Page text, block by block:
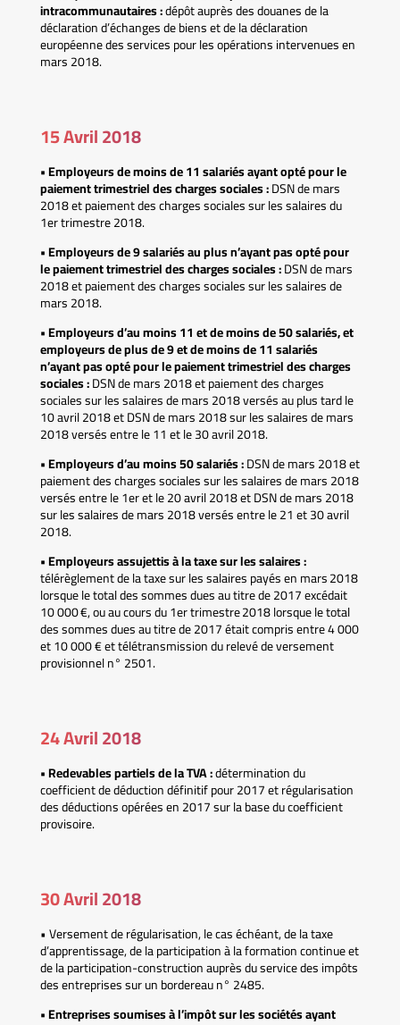
intracommunautaires :dépôt auprès des douanes de la
déclaration d’échanges de biens et de la déclaration
européenne des services pour les opérations intervenues en
mars 2018.
15 Avril 2018
• Employeurs de moins de 11 salariés ayant opté pour le
paiement trimestriel des charges sociales :DSN de mars
2018 et paiement des charges sociales sur les salaires du
1er trimestre 2018.
• Employeurs de 9 salariés au plus n’ayant pas opté pour
le paiement trimestriel des charges sociales :DSN de mars
2018 et paiement des charges sociales sur les salaires de
mars 2018.
• Employeurs d’au moins 11 et de moins de 50 salariés, et
employeurs de plus de 9 et de moins de 11 salariés
n’ayant pas opté pour le paiement trimestriel des charges
sociales :DSN de mars 2018 et paiement des charges
sociales sur les salaires de mars 2018 versés au plus tard le
10 avril 2018 et DSN de mars 2018 sur les salaires de mars
2018 versés entre le 11 et le 30 avril 2018.
• Employeurs d’au moins 50 salariés :DSN de mars 2018 et
paiement des charges sociales sur les salaires de mars 2018
versés entre le 1er et le 20 avril 2018 et DSN de mars 2018
sur les salaires de mars 2018 versés entre le 21 et 30 avril
2018.
• Employeurs assujettis à la taxe sur les salaires :
télérèglement de la taxe sur les salaires payés en mars 2018
lorsque le total des sommes dues au titre de 2017 excédait
10 000 €, ou au cours du 1er trimestre 2018 lorsque le total
des sommes dues au titre de 2017 était compris entre 4 000
et 10 000 € et télétransmission du relevé de versement
provisionnel n° 2501.
24 Avril 2018
• Redevables partiels de la TVA :détermination du
coefficient de déduction définitif pour 2017 et régularisation
des déductions opérées en 2017 sur la base du coefficient
provisoire.
30 Avril 2018
• Versement de régularisation, le cas échéant, de la taxe
d’apprentissage, de la participation à la formation continue et
de la participation-construction auprès du service des impôts
des entreprises sur un bordereau n° 2485.
• Entreprises soumises à l’impôt sur les sociétés ayant